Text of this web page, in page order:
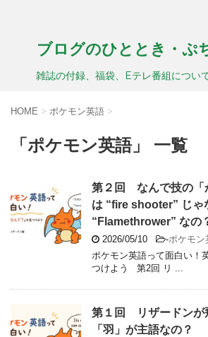
ブログのひととき・ぷ
雑誌の付録、福袋、Eテレ番組につい
HOME > ポケモン英語 >
「ポケモン英語」 一覧
第２回 なんで技の「
は “fire shooter” じゃ
“Flamethrower” なの
2026/05/10 -ポケモン
ポケモン英語って面白い！
つけよう 第2回 リ ...
第１回 リザードンが
「羽」が主語なの？